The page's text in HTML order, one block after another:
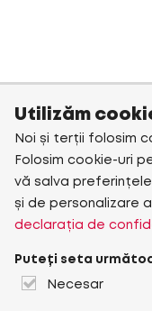
Utilizăm
Noi și terții folosim
Folosim cookie-uri
vă salva
și de personalizare
declarația de
Puteți seta
Necesar